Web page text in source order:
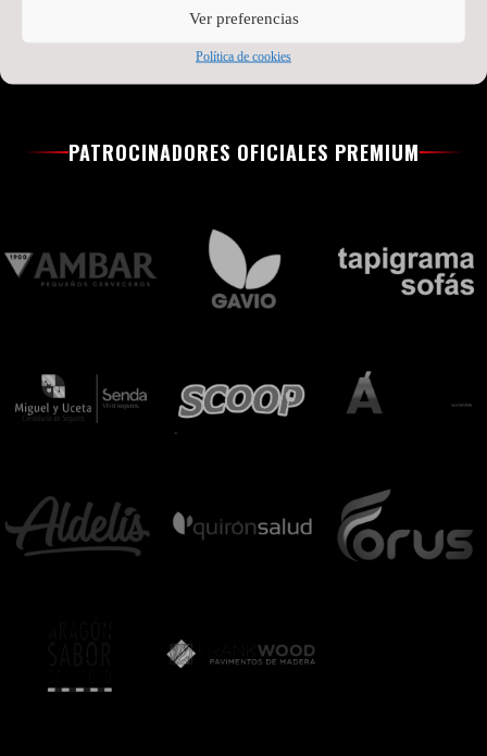
Ver preferencias
Política de cookies
PATROCINADORES OFICIALES PREMIUM